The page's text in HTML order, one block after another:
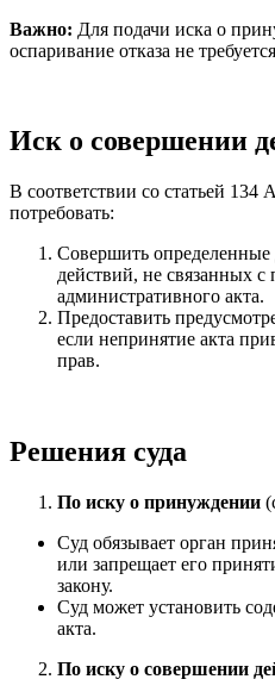
Важно: Для подачи иска о
оспаривание отказа не
Иск о совершении
В соответствии со статьей
потребовать:
Совершить определенные
действий, не связанных с
административного акта.
Предоставить
если непринятие акта
прав.
Решения суда
По иску о принуждении
Суд обязывает орган
или запрещает его
закону.
Суд может установить
акта.
По иску о совершении